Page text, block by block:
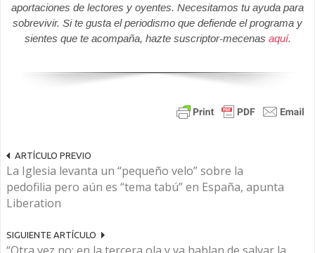
aportaciones de lectores y oyentes. Necesitamos tu ayuda para
sobrevivir. Si te gusta el periodismo que defiende el programa y
sientes que te acompaña, hazte suscriptor-mecenas aquí.
ARTÍCULO PREVIO
La Iglesia levanta un “pequeño velo” sobre la
pedofilia pero aún es “tema tabú” en España, apunta
Liberation
SIGUIENTE ARTÍCULO